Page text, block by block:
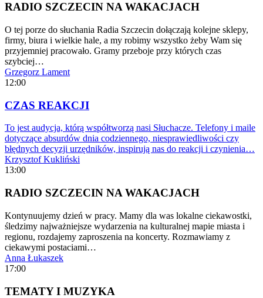
RADIO SZCZECIN NA WAKACJACH
O tej porze do słuchania Radia Szczecin dołączają kolejne sklepy,
firmy, biura i wielkie hale, a my robimy wszystko żeby Wam się
przyjemniej pracowało. Gramy przeboje przy których czas
szybciej…
Grzegorz Lament
12:00
CZAS REAKCJI
To jest audycja, którą współtworzą nasi Słuchacze. Telefony i maile
dotyczące absurdów dnia codziennego, niesprawiedliwości czy
błędnych decyzji urzędników, inspirują nas do reakcji i czynienia…
Krzysztof Kukliński
13:00
RADIO SZCZECIN NA WAKACJACH
Kontynuujemy dzień w pracy. Mamy dla was lokalne ciekawostki,
śledzimy najważniejsze wydarzenia na kulturalnej mapie miasta i
regionu, rozdajemy zaproszenia na koncerty. Rozmawiamy z
ciekawymi postaciami…
Anna Łukaszek
17:00
TEMATY I MUZYKA